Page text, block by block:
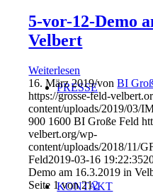
PRESSE
KONTAKT
5-vor-12-Demo
Velbert
Weiterlesen
16. März 2019/vonBI
https://grosse-feld-
content/uploads/2019/03/
900 1600 BI Große Feld
velbert.org/wp-
content/uploads/2018/11/
Feld2019-03-16 19:22:35
Demo am 16.3.2019 in
Seite 1 von 212